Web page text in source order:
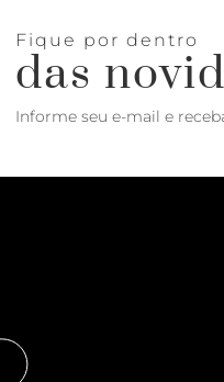
Fique por dentro
das
Informe seu e-mail e